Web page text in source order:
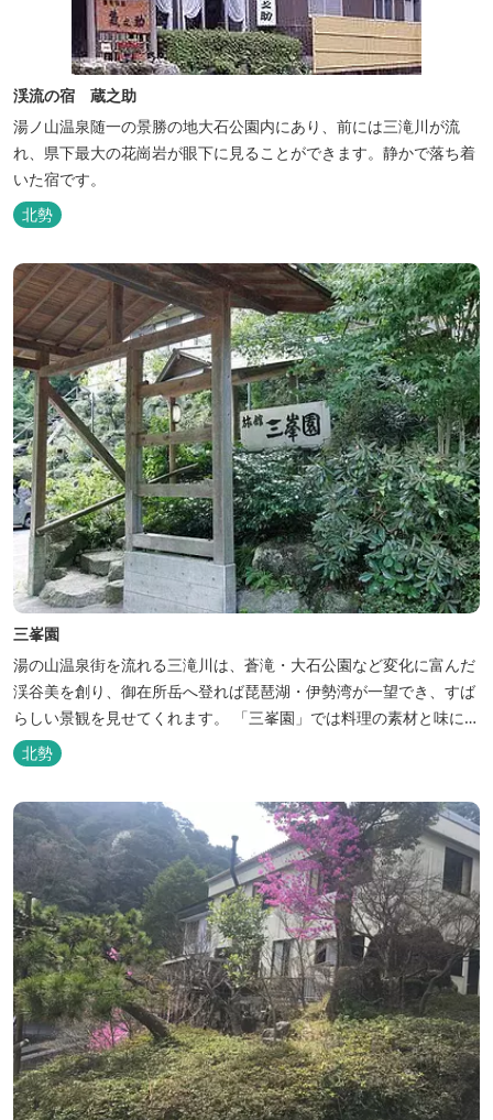
渓流の宿 蔵之助
湯ノ山温泉随一の景勝の地大石公園内にあり、前には三滝川が流
れ、県下最大の花崗岩が眼下に見ることができます。静かで落ち着
いた宿です。
北勢
三峯園
湯の山温泉街を流れる三滝川は、蒼滝・大石公園など変化に富んだ
渓谷美を創り、御在所岳へ登れば琵琶湖・伊勢湾が一望でき、すば
らしい景観を見せてくれます。 「三峯園」では料理の素材と味にも
こだわり、お客様に四季の織り成す景観と、いい湯、いい味、めぐ
りあいをお届けいたします。
北勢